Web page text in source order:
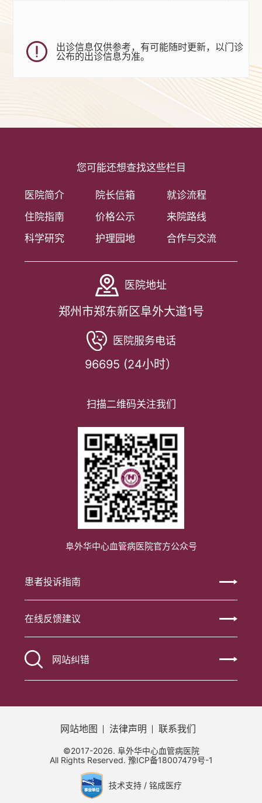
出诊信息仅供参考，有可能随时更新，以门诊
公布的出诊信息为准。
您可能还想查找这些栏目
医院简介 院长信箱
就诊流程
住院指南
价格公示
来院路线
科学研究
护理园地 合作与交流
医院地址
郑州市郑东新区阜外大道1号
医院服务电话
96695 (24小时）
扫描二维码关注我们
阜外华中心血管病医院官方公众号
患者投诉指南
在线反馈建议
网站纠错
网站地图 法律声明 联系我们
©2017-2026. 阜外华中心血管病医院
All Rights Reserved. 豫ICP备18007479号-1
技术支持 / 铭成医疗